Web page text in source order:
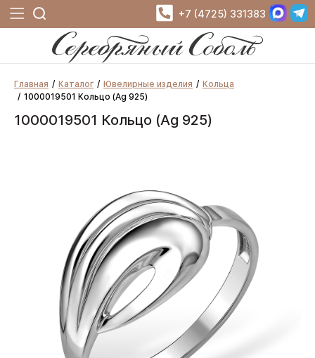
+7 (4725) 331383
Главная Каталог Ювелирные изделия
Кольца
1000019501 Кольцо (Ag 925)
1000019501 Кольцо (Ag 925)